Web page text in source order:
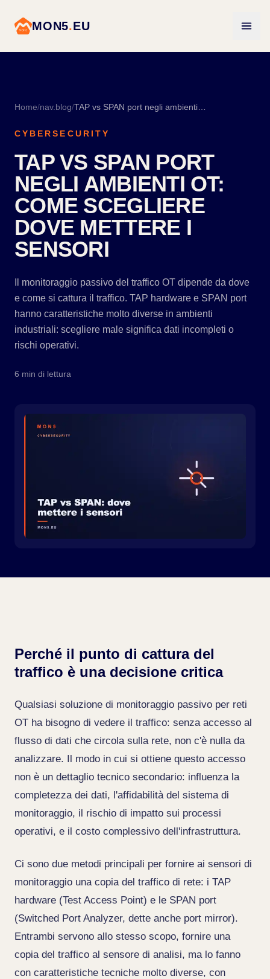
MON5.EU
Home/nav.blog/
CYBERSECURITY
TAP VS SPAN PORT
NEGLI AMBIENTI OT:
COME SCEGLIERE
DOVE METTERE I
SENSORI
Il monitoraggio passivo del traffico OT dipende da dove
e come si cattura il traffico. TAP hardware e SPAN port
hanno caratteristiche molto diverse in ambienti
industriali: scegliere male significa dati incompleti o
rischi operativi.
6 min di lettura
Perché il punto di cattura del
traffico è una decisione critica
Qualsiasi soluzione di monitoraggio passivo per reti
OT ha bisogno di vedere il traffico: senza accesso al
flusso di dati che circola sulla rete, non c'è nulla da
analizzare. Il modo in cui si ottiene questo accesso
non è un dettaglio tecnico secondario: influenza la
completezza dei dati, l'affidabilità del sistema di
monitoraggio, il rischio di impatto sui processi
operativi, e il costo complessivo dell'infrastruttura.
Ci sono due metodi principali per fornire ai sensori di
monitoraggio una copia del traffico di rete: i TAP
hardware (Test Access Point) e le SPAN port
(Switched Port Analyzer, dette anche port mirror).
Entrambi servono allo stesso scopo, fornire una
copia del traffico al sensore di analisi, ma lo fanno
con caratteristiche tecniche molto diverse, con